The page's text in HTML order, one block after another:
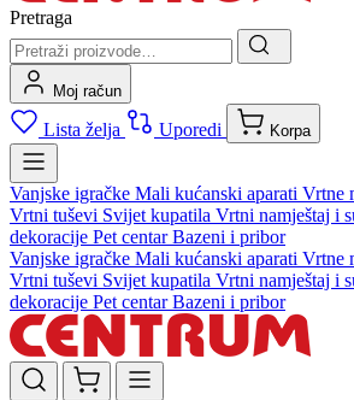
Pretraga
Moj račun
Lista želja Uporedi Korpa
Vanjske igračke Mali kućanski aparati Vrtne
Vrtni tuševi Svijet kupatila Vrtni namještaj i
dekoracije Pet centarBazeni i pribor
Vanjske igračke Mali kućanski aparati Vrtne
Vrtni tuševi Svijet kupatila Vrtni namještaj i
dekoracije Pet centarBazeni i pribor